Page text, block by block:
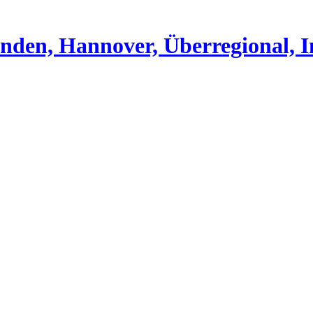
Hannover, Überregional,